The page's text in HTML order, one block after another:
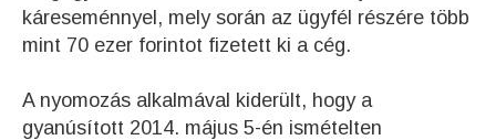
káreseménnyel, mely során az ügyfél részére több
mint 70 ezer forintot fizetett ki a cég.
A nyomozás alkalmával kiderült, hogy a
gyanúsított 2014. május 5-én ismételten